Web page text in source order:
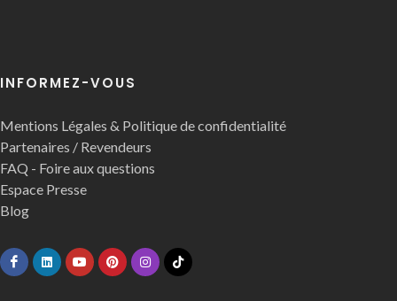
INFORMEZ-VOUS
Mentions Légales & Politique de confidentialité
Partenaires / Revendeurs
FAQ - Foire aux questions
Espace Presse
Blog